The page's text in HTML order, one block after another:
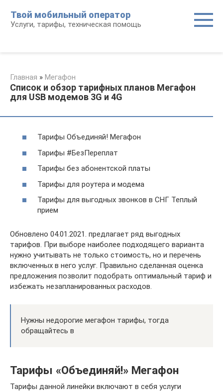
контенту
Твой мобильный оператор
Услуги, тарифы, техническая помощь
Главная » Мегафон
Список и обзор тарифных планов Мегафон
для USB модемов 3G и 4G
Тарифы Объединяй! Мегафон
Тарифы #БезПереплат
Тарифы без абонентской платы
Тарифы для роутера и модема
Тарифы для выгодных звонков в СНГ Теплый
прием
Обновлено 04.01.2021. предлагает ряд выгодных
тарифов. При выборе наиболее подходящего варианта
нужно учитывать не только стоимость, но и перечень
включенных в него услуг. Правильно сделанная оценка
предложения позволит подобрать оптимальный тариф и
избежать незапланированных расходов.
Нужны недорогие мегафон тарифы, тогда
обращайтесь в
Тарифы «Объединяй!» Мегафон
Тарифы данной линейки включают в себя услуги